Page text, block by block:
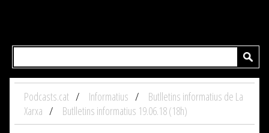
Podcasts.cat Informatius
Butlletins informatius de La
Xarxa
Butlletins informatius 19.06.18 (18h)